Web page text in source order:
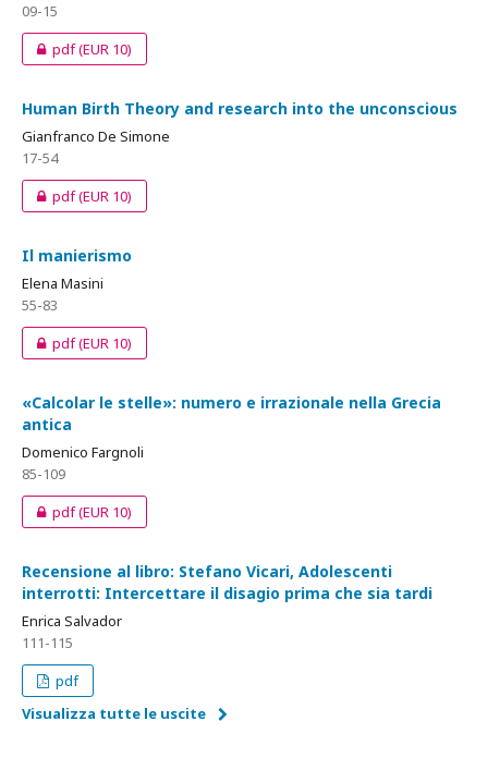
09-15
pdf(EUR 10)
Human Birth Theory and research into the unconscious
Gianfranco De Simone
17-54
pdf(EUR 10)
Il manierismo
Elena Masini
55-83
pdf(EUR 10)
«Calcolar le stelle»: numero e irrazionale nella Grecia
antica
Domenico Fargnoli
85-109
pdf(EUR 10)
Recensione al libro: Stefano Vicari, Adolescenti
interrotti: Intercettare il disagio prima che sia tardi
Enrica Salvador
111-115
pdf
Visualizza tutte le uscite